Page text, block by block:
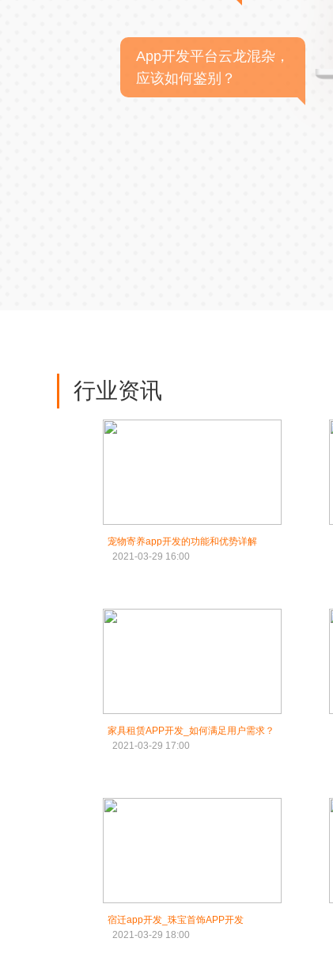
App开发平台云龙混杂，
应该如何鉴别？
行业资讯
宠物寄养app开发的功能和优势详解
2021-03-29 16:00
家具租赁APP开发_如何满足用户需求？
2021-03-29 17:00
宿迁app开发_珠宝首饰APP开发
2021-03-29 18:00